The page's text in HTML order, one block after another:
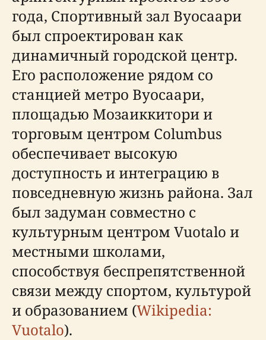
года, Спортивный зал Вуосаари
был спроектирован как
динамичный городской центр.
Его расположение рядом со
станцией метро Вуосаари,
площадью Мозаиккитори и
торговым центром Columbus
обеспечивает высокую
доступность и интеграцию в
повседневную жизнь района. Зал
был задуман совместно с
культурным центром Vuotalo и
местными школами,
способствуя беспрепятственной
связи между спортом, культурой
и образованием (Wikipedia:
Vuotalo).